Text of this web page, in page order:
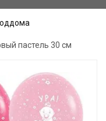
пастель 30 см